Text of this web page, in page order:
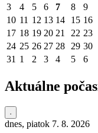
3
4 5 6 7 8
9
10 11 12 13 14 15 16
17 18 19 20 21 22 23
24 25 26 27 28 29 30
31 1 2 3 4 5 6
Aktuálne
dnes, piatok 7. 8. 2026